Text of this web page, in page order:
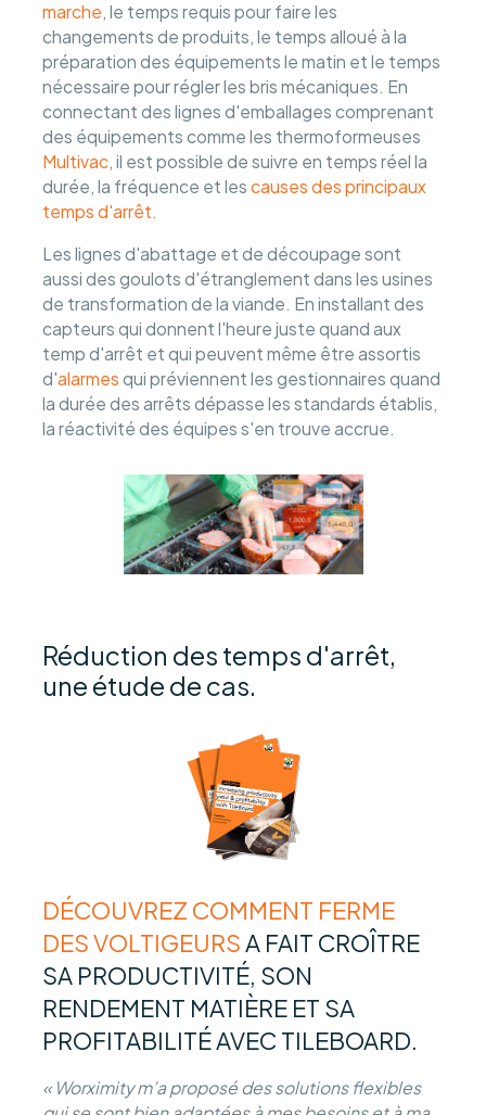
marche, le temps requis pour faire les
changements de produits, le temps alloué à la
préparation des équipements le matin et le temps
nécessaire pour régler les bris mécaniques. En
connectant des lignes d'emballages comprenant
des équipements comme les thermoformeuses
Multivac, il est possible de suivre en temps réel la
durée, la fréquence et lescauses des principaux
temps d'arrêt.
Les lignes d'abattage et de découpage sont
aussi des goulots d'étranglement dans les usines
de transformation de la viande. En installant des
capteurs qui donnent l'heure juste quand aux
temp d'arrêt et qui peuvent même être assortis
d'alarmesqui préviennent les gestionnaires quand
la durée des arrêts dépasse les standards établis,
la réactivité des équipes s'en trouve accrue.
Réduction des temps d'arrêt,
une étude de cas.
DÉCOUVREZ COMMENT FERME
DES VOLTIGEURSA FAIT CROÎTRE
SA PRODUCTIVITÉ, SON
RENDEMENT MATIÈRE ET SA
PROFITABILITÉ AVEC TILEBOARD.
« Worximity m’a proposé des solutions flexibles